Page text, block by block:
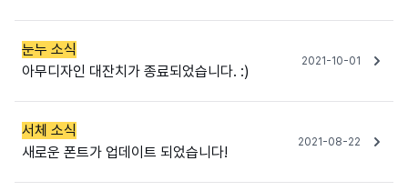
눈누 소식
아무디자인 대잔치가 종료되었습니다. :)
2021-10-01
서체 소식
새로운 폰트가 업데이트 되었습니다!
2021-08-22